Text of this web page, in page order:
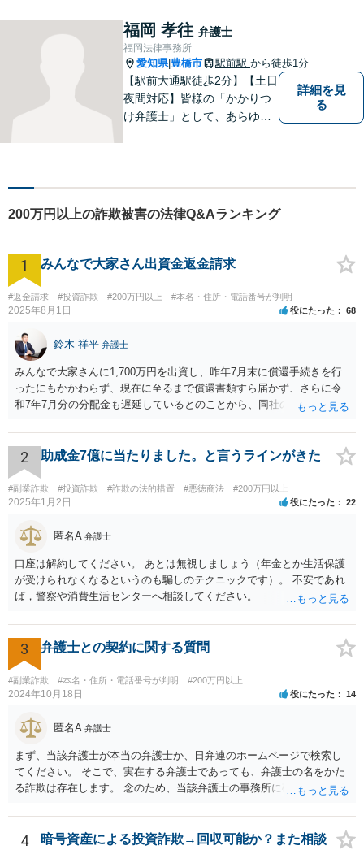
がら、尽力させていただきま
すので、お気軽にお問い合わ
せ下さい。
福岡 孝往 弁護士
福岡法律事務所
愛知県| 豊橋市 駅前駅 から徒歩1分
【駅前大通駅徒歩2分】【土日
夜間対応】皆様の「かかりつ
け弁護士」として、あらゆる
きます。まずはお気軽にご相
談ください。
詳細を見
る
200万円以上の詐欺被害の法律Q&Aランキング
1 みんなで大家さん出資金返金請求
#返金請求 #投資詐欺 #200万円以上 #本名・住所・電話番号が判明
2025年8月1日 役にたった 68
鈴木 祥平 弁護士
みんなで大家さんに1,700万円を出資し、昨年7月末に償還手続きを行
ったにもかかわらず、現在に至るまで償還書類すら届かず、さらに令
和7年7月分の分配金も遅延しているとのことから、同社の資金繰りは
のような状況では、放置すれば債権回収が困難となるおそれがあり、
弁護士を入れて早期に対応する必要があります。 本件は、明らかに弁
護士を入れて対応すべき事案です。内容証明郵便により返還請求の意
思表示を行い、応答がなければ訴訟提起や仮差押え等の法的措置をと
るべきです。相手方であるみんなで大家さんは、令和5年6月に金融庁
の疑いも報道されています。返還に応じる余力が今後失われるおそれ
もあるため、他の債権者に先んじて請求手続を行うことが重要です。
弁護士選任については、大阪に所在する相手方企業であっても、現在
は全国の弁護士がウェブ面談・電子手続等で対応可能です。実際、当
職もみんなで大家さんに関する出資金返還請求について対応実績があ
ることは、損失の拡大を防ぐために極めて合理的な判断といえます。
今からでも遅くありませんので、速やかに弁護士へ相談されることを
強く推奨いたします。
2 助成金7億に当たりました。と言うラインがきた
#副業詐欺 #投資詐欺 #詐欺の法的措置 #悪徳商法 #200万円以上
2025年1月2日 役にたった 22
匿名A 弁護士
口座は解約してください。 あとは無視しましょう（年金とか生活保護
が受けられなくなるというのも騙しのテクニックです）。 不安であれ
ば，警察や消費生活センターへ相談してください。
3 弁護士との契約に関する質問
#副業詐欺 #本名・住所・電話番号が判明 #200万円以上
2024年10月18日 役にたった 14
匿名A 弁護士
まず、当該弁護士が本当の弁護士か、日弁連のホームページで検索し
てください。 そこで、実在する弁護士であっても、弁護士の名をかた
る詐欺は存在します。 念のため、当該弁護士の事務所に確認をとれば
4
暗号資産による投資詐欺→回収可能か？また相談